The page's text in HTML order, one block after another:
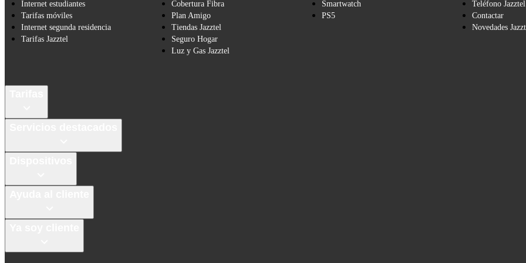
Internet estudiantes
Tarifas móviles
Internet segunda residencia
Tarifas Jazztel
Cobertura Fibra
Plan Amigo
Tiendas Jazztel
Seguro Hogar
Luz y Gas Jazztel
Smartwatch
PS5
Teléfono Jazztel
Contactar
Novedades